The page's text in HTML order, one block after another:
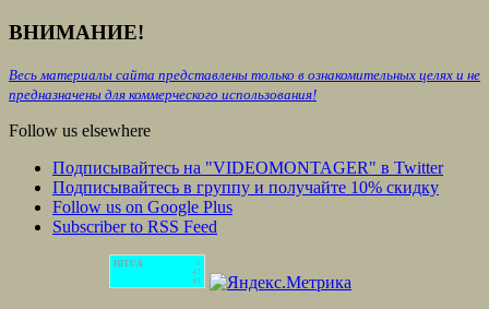
ВНИМАНИЕ!
Весь материалы сайта представлены только в ознакомительных целях и не
предназначены для коммерческого использования!
Follow us elsewhere
Подписывайтесь на "VIDEOMONTAGER" в Twitter
Подписывайтесь в группу и получайте 10% скидку
Follow us on Google Plus
Subscriber to RSS Feed
HIT.UA
1
42
43